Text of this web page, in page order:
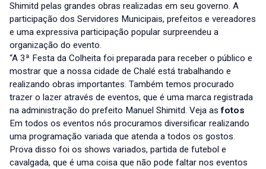
Shimitd pelas grandes obras realizadas em seu governo. A
participação dos Servidores Municipais, prefeitos e vereadores
e uma expressiva participação popular surpreendeu a
organização do evento.
“A 3ª Festa da Colheita foi preparada para receber o público e
mostrar que a nossa cidade de Chalé está trabalhando e
realizando obras importantes. Também temos procurado
trazer o lazer através de eventos, que é uma marca registrada
na administração do prefeito Manuel Shimitd. Veja asfotos
Em todos os eventos nós procuramos diversificar realizando
uma programação variada que atenda a todos os gostos.
Prova disso foi os shows variados, partida de futebol e
cavalgada, que é uma coisa que não pode faltar nos eventos